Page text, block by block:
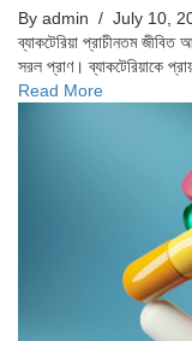
By admin / July 10,
ব্যাকটেরিয়া প্রাচীনতম
সরল প্রাণ। ব্যাকটেরিয়াকে
Read More